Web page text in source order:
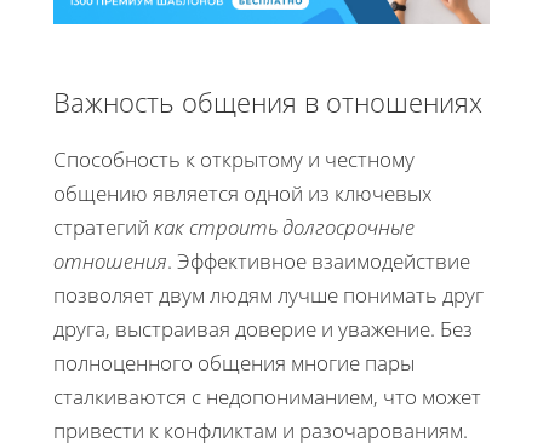
Важность общения в отношениях
Способность к открытому и честному
общению является одной из ключевых
стратегий как строить долгосрочные
отношения. Эффективное взаимодействие
позволяет двум людям лучше понимать друг
друга, выстраивая доверие и уважение. Без
полноценного общения многие пары
сталкиваются с недопониманием, что может
привести к конфликтам и разочарованиям.